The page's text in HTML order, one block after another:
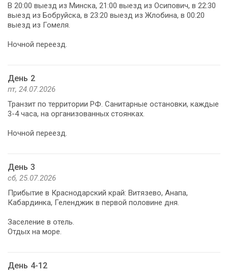
В 20:00 выезд из Минска, 21:00 выезд из Осипович, в 22:30
выезд из Бобруйска, в 23:20 выезд из Жлобина, в 00:20
выезд из Гомеля.
Ночной переезд.
День 2
пт, 24.07.2026
Транзит по территории РФ. Санитарные остановки, каждые
3-4 часа, на организованных стоянках.
Ночной переезд.
День 3
сб, 25.07.2026
Прибытие в Краснодарский край: Витязево, Анапа,
Кабардинка, Геленджик в первой половине дня.
Заселение в отель.
Отдых на море.
День 4-12